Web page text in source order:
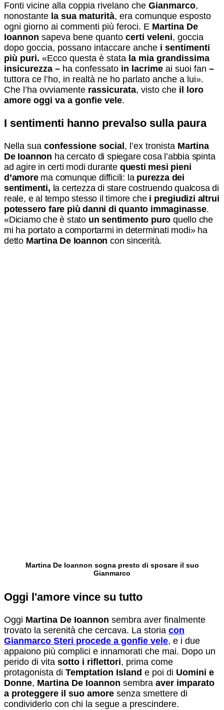
Fonti vicine alla coppia rivelano che Gianmarco,
nonostante la sua maturità, era comunque esposto
ogni giorno ai commenti più feroci. E Martina De
Ioannon sapeva bene quanto certi veleni, goccia
dopo goccia, possano intaccare anche i sentimenti
più puri. «Ecco questa è stata la mia grandissima
insicurezza – ha confessato in lacrime ai suoi fan –
tuttora ce l’ho, in realtà ne ho parlato anche a lui».
Che l’ha ovviamente rassicurata, visto che il loro
amore oggi va a gonfie vele.
I sentimenti hanno prevalso sulla paura
Nella sua confessione social , l’ex tronista Martina
De Ioannon ha cercato di spiegare cosa l’abbia spinta
ad agire in certi modi durante questi mesi pieni
d’amorema comunque difficili: la purezza dei
sentimenti, la certezza di stare costruendo qualcosa di
reale, e al tempo stesso il timore che i pregiudizi altrui
potessero fare più danni di quanto immaginasse.
«Diciamo che è stato un sentimento puro quello che
mi ha portato a comportarmi in determinati modi» ha
detto Martina De Ioannoncon sincerità.
Martina De Ioannon sogna presto di sposare il suo
Gianmarco
Oggi l'amore vince su tutto
Oggi Martina De Ioannon sembra aver finalmente
trovato la serenità che cercava. La storia con
Gianmarco Steri procede a gonfie vele, e i due
appaiono più complici e innamorati che mai. Dopo un
perido di vita sotto i riflettori, prima come
protagonista di Temptation Island e poi di Uomini e
Donne, Martina De Ioannon sembra aver imparato
a proteggere il suo amore senza smettere di
condividerlo con chi la segue a prescindere.